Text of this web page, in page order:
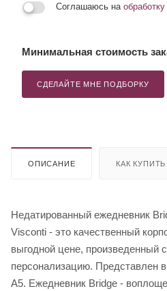
Соглашаюсь на
Минимальная стоимость
СДЕЛАЙТЕ МНЕ ПОДБОРКУ
ОПИСАНИЕ КАК КУПИТЬ
Недатированный ежедневник
Visconti - это качественный
выгодной цене, произведенный
персонализацию. Представлен
А5. Ежедневник Bridge -